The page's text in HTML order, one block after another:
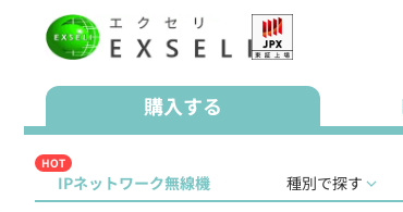
購入する
HOT
IPネットワーク無線機 種別で探す